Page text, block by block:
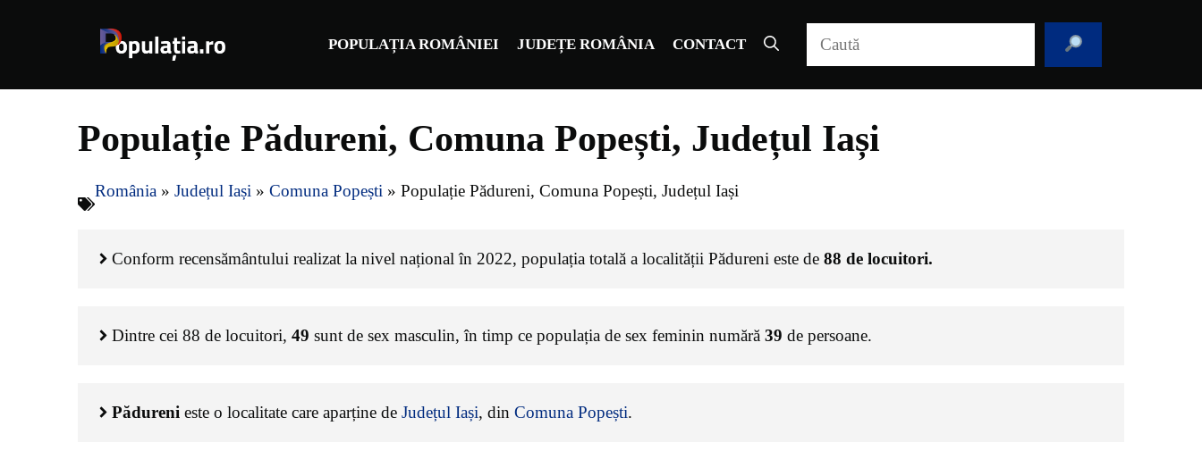
POPULAȚIA ROMÂNIEI JUDEȚE ROMÂNIA CONTACT
Populație Pădureni, Comuna Popești, Județul Iași
România » Județul Iași » Comuna Popești » Populație Pădureni, Comuna Popești, Județul Iași
Conform recensământului realizat la nivel național în 2022, populația totală a localității Pădureni este de 88 de locuitori.
Dintre cei 88 de locuitori, 49 sunt de sex masculin, în timp ce populația de sex feminin numără 39 de persoane.
Pădureni este o localitate care aparține de Județul Iași, din Comuna Popești.